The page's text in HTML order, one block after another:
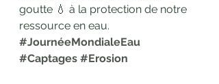
goutte 💧 à la protection de notre
ressource en eau.
#JournéeMondialeEau
#Captages #Erosion